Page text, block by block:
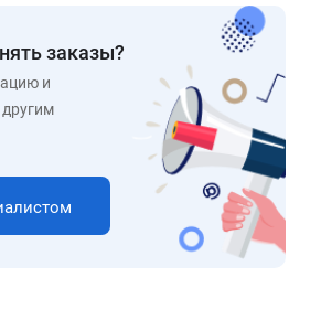
заказы?
и
другим